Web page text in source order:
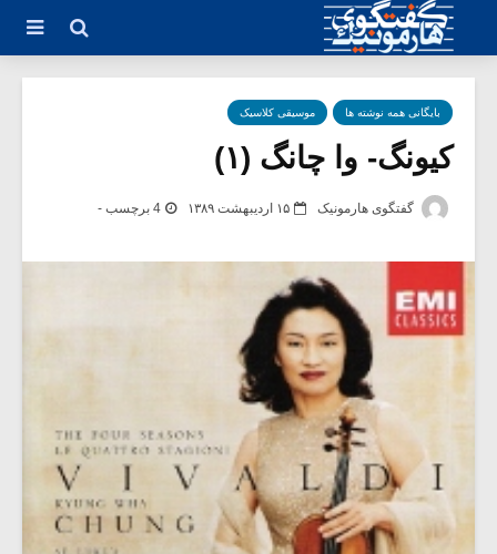
بایگانی همه نوشته ها موسیقی کلاسیک
کیونگ- وا چانگ (۱)
گفتگوی هارمونیک ۱۵ اردیبهشت ۱۳۸۹ 4 برچسب -